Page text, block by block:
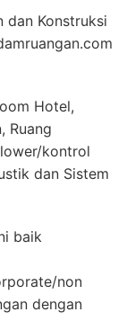
dan Konstruksi
Hotel,
Ruang
kontrol
dan Sistem
baik
non
dengan